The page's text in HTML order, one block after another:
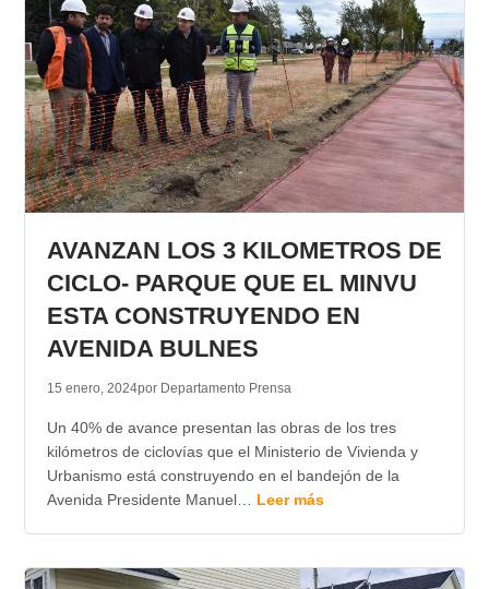
AVANZAN LOS 3 KILOMETROS DE
CICLO- PARQUE QUE EL MINVU
ESTA CONSTRUYENDO EN
AVENIDA BULNES
15 enero, 2024por Departamento Prensa
Un 40% de avance presentan las obras de los tres
kilómetros de ciclovías que el Ministerio de Vivienda y
Urbanismo está construyendo en el bandejón de la
Avenida Presidente Manuel… Leer más